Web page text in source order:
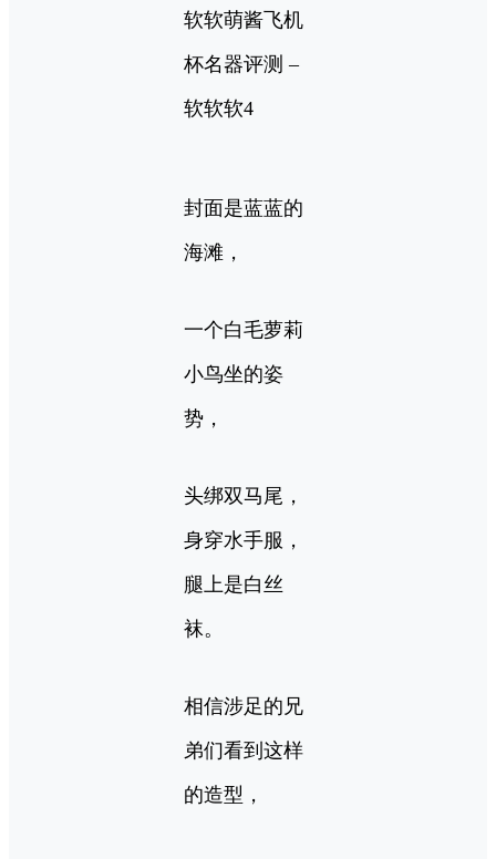
封面是蓝蓝的
海滩，
一个白毛萝莉
小鸟坐的姿
势，
头绑双马尾，
身穿水手服，
腿上是白丝
袜。
相信涉足的兄
弟们看到这样
的造型，